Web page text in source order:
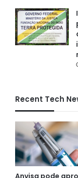
Recent Tech